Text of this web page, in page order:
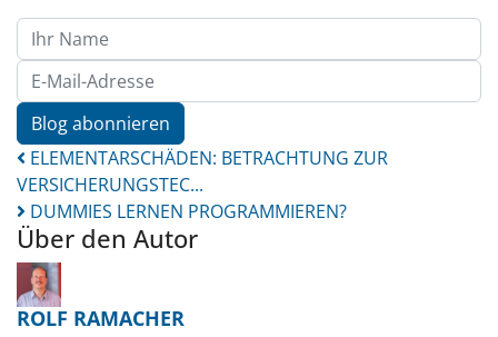
Ihr Name
E-Mail-Adresse
Blog abonnieren
ELEMENTARSCHÄDEN: BETRACHTUNG ZUR
VERSICHERUNGSTEC...
DUMMIES LERNEN PROGRAMMIEREN?
Über den Autor
ROLF RAMACHER